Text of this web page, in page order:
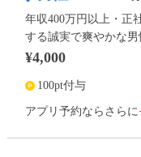
年収400万円以上・正
する誠実で爽やかな男
¥4,000
100pt付与
アプリ予約ならさらに